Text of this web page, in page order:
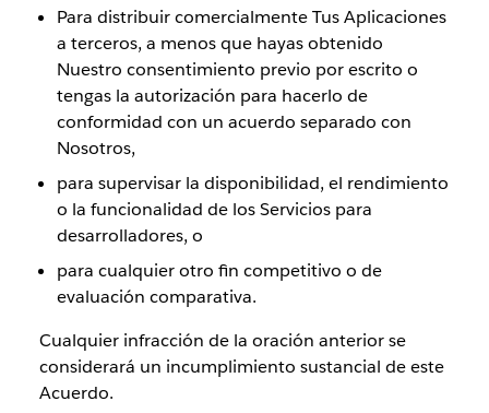
Para distribuir comercialmente Tus Aplicaciones
a terceros, a menos que hayas obtenido
Nuestro consentimiento previo por escrito o
tengas la autorización para hacerlo de
conformidad con un acuerdo separado con
Nosotros,
para supervisar la disponibilidad, el rendimiento
o la funcionalidad de los Servicios para
desarrolladores, o
para cualquier otro fin competitivo o de
evaluación comparativa.
Cualquier infracción de la oración anterior se
considerará un incumplimiento sustancial de este
Acuerdo.